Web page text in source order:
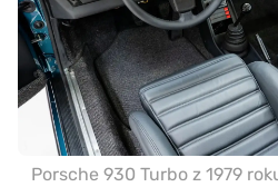
Porsche 930 Turbo z 1979